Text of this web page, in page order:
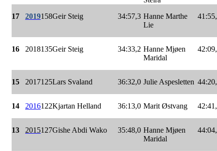
17 2019158Geir Steig 34:57,3 Hanne Marthe
Lie
16 2018135Geir Steig 34:33,2 Hanne Mjøen
Maridal
15 2017125Lars Svaland 36:32,0 Julie Aspesletten
14 2016122Kjartan Helland 36:13,0 Marit Østvang
13 2015127Gishe Abdi Wako 35:48,0 Hanne Mjøen
Maridal